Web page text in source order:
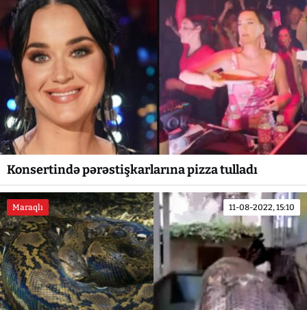
Konsertində pərəstişkarlarına pizza tulladı
Maraqlı 11-08-2022, 15:10